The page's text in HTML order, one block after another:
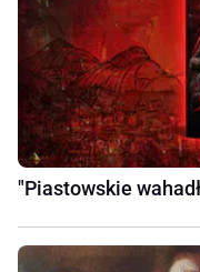
"Piastowskie